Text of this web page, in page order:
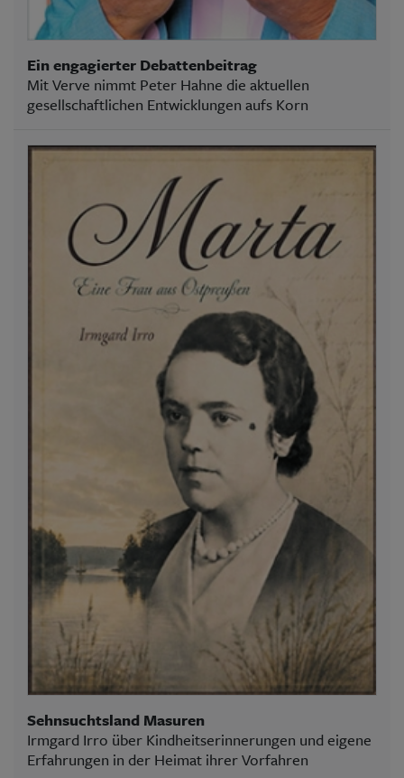
Ein engagierter Debattenbeitrag
Mit Verve nimmt Peter Hahne die aktuellen
gesellschaftlichen Entwicklungen aufs Korn
Sehnsuchtsland Masuren
Irmgard Irro über Kindheitserinnerungen und eigene
Erfahrungen in der Heimat ihrer Vorfahren